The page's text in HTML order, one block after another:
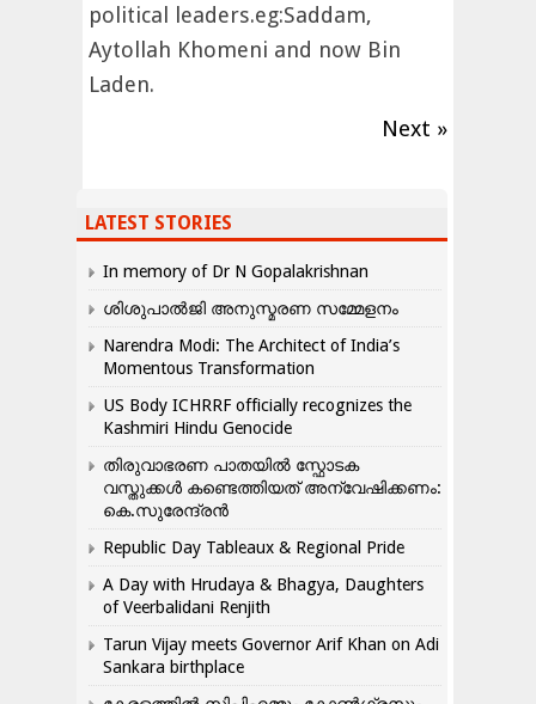
political leaders.eg:Saddam,
Aytollah Khomeni and now Bin
Laden.
Next »
LATEST STORIES
In memory of Dr N Gopalakrishnan
ശിശുപാൽജി അനുസ്മരണ സമ്മേളനം
Narendra Modi: The Architect of India’s
Momentous Transformation
US Body ICHRRF officially recognizes the
Kashmiri Hindu Genocide
തിരുവാഭരണ പാതയിൽ സ്ഫോടക
വസ്തുക്കൾ കണ്ടെത്തിയത് അന്വേഷിക്കണം:
കെ.സുരേന്ദ്രൻ
Republic Day Tableaux & Regional Pride
A Day with Hrudaya & Bhagya, Daughters
of Veerbalidani Renjith
Tarun Vijay meets Governor Arif Khan on Adi
Sankara birthplace